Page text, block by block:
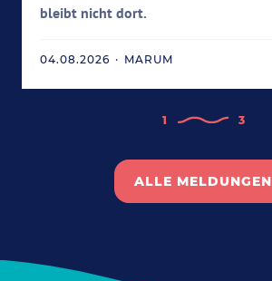
bleibt nicht dort.
04.08.2026 · MARUM
1 3
ALLE MELDUNGEN